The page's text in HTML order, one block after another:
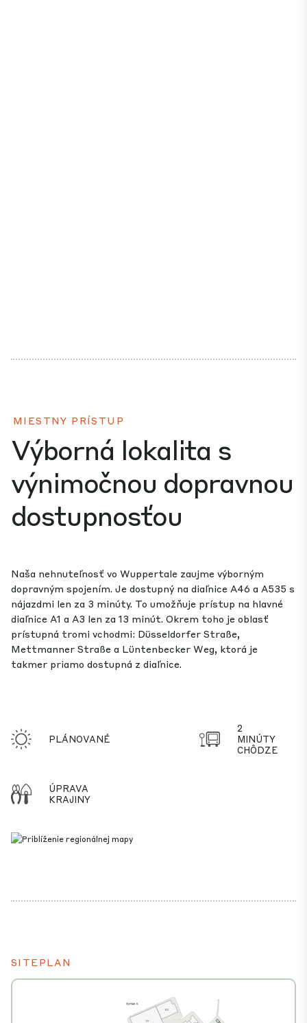
MIESTNY PRÍSTUP
Výborná lokalita s
výnimočnou dopravnou
dostupnosťou
Naša nehnuteľnosť vo Wuppertale zaujme výborným
dopravným spojením. Je dostupný na diaľnice A46 a A535 s
nájazdmi len za 3 minúty. To umožňuje prístup na hlavné
diaľnice A1 a A3 len za 13 minút. Okrem toho je oblasť
prístupná tromi vchodmi: Düsseldorfer Straße,
Mettmanner Straße a Lüntenbecker Weg, ktorá je
takmer priamo dostupná z diaľnice.
PLÁNOVANÉ
2
MINÚTY
CHÔDZE
ÚPRAVA
KRAJINY
SITEPLAN